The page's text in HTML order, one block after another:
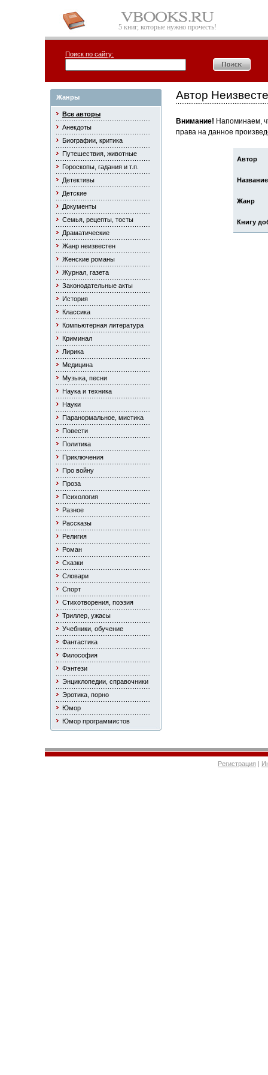
5 книг, которые нужно прочесть!
Поиск по сайту:
Жанры
Все авторы
Анекдоты
Биографии, критика
Путешествия, животные
Гороскопы, гадания и т.п.
Детективы
Детские
Документы
Семья, рецепты, тосты
Драматические
Жанр неизвестен
Женские романы
Журнал, газета
Законодательные акты
История
Классика
Компьютерная литература
Криминал
Лирика
Медицина
Музыка, песни
Наука и техника
Науки
Паранормальное, мистика
Повести
Политика
Приключения
Про войну
Проза
Психология
Разное
Рассказы
Религия
Роман
Сказки
Словари
Спорт
Стихотворения, поэзия
Триллер, ужасы
Учебники, обучение
Фантастика
Философия
Фэнтези
Энциклопедии, справочники
Эротика, порно
Юмор
Юмор программистов
Автор
Внимание! Напоминаем,
права на данное
Автор
Название
Жанр
Книгу
Регистрация |